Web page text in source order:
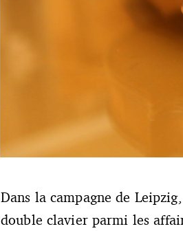
© Creative commons
Dans la campagne de
double clavier parmi les